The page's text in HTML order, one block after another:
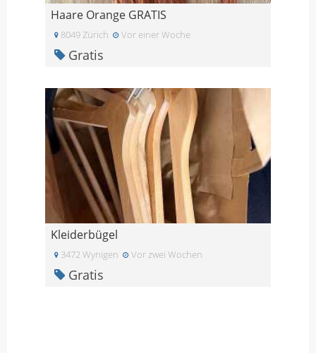
Haare Orange GRATIS
8049 Zürich Vor einer Woche
Gratis
Kleiderbügel
3472 Wynigen Vor zwei Wochen
Gratis